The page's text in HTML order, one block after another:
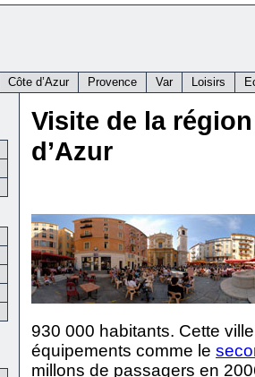
Côte d’Azur Provence Var Loisirs
Visite de la
d’Azur
930 000 habitants. Cette
équipements comme le
millons de passagers en